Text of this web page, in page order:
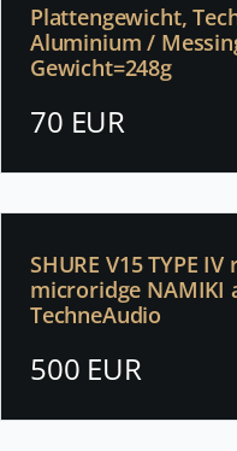
Plattengewicht,
Aluminium /
Gewicht=248g
70 EUR
SHURE V15 TYPE
microridge NAMIKI
TechneAudio
500 EUR